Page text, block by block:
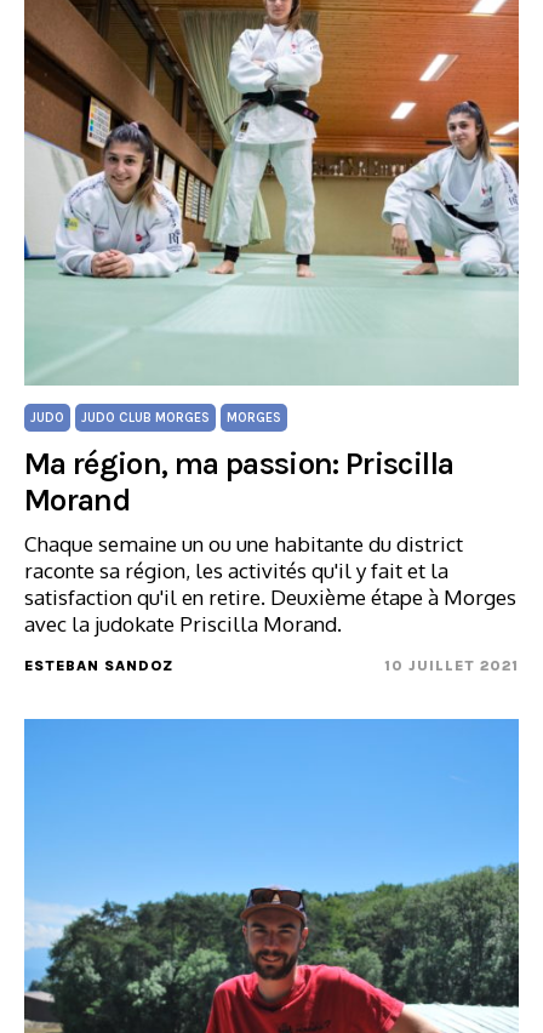
JUDO JUDO CLUB MORGES MORGES
Ma région, ma passion: Priscilla
Morand
Chaque semaine un ou une habitante du district
raconte sa région, les activités qu'il y fait et la
satisfaction qu'il en retire. Deuxième étape à Morges
avec la judokate Priscilla Morand.
ESTEBAN SANDOZ 10 JUILLET 2021